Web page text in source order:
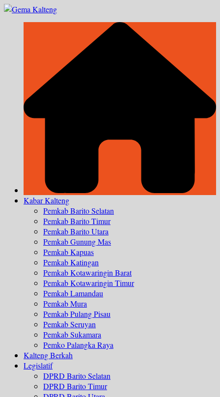
Skip
Kabar Kalteng
Pemkab Barito Selatan
Pemkab Barito Timur
Pemkab Barito Utara
Pemkab Gunung Mas
Pemkab Kapuas
Pemkab Katingan
Pemkab Kotawaringin Barat
Pemkab Kotawaringin Timur
Pemkab Lamandau
Pemkab Mura
Pemkab Pulang Pisau
Pemkab Seruyan
Pemkab Sukamara
Pemko Palangka Raya
Kalteng Berkah
Legislatif
DPRD Barito Selatan
DPRD Barito Timur